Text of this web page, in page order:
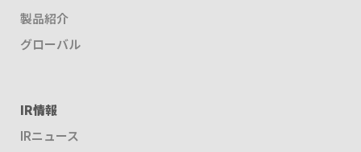
製品紹介
グローバル
IR情報
IRニュース